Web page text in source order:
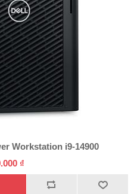
Workstation i9-14900
₫